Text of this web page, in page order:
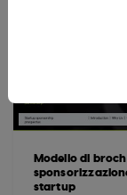
Modello di
startup